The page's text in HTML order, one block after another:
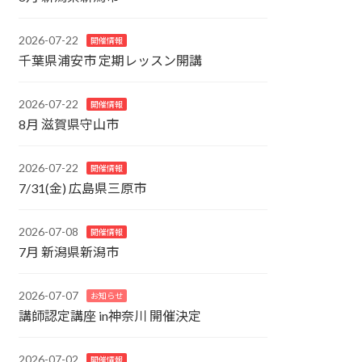
2026-07-22 開催情報
千葉県浦安市 定期レッスン開講
2026-07-22 開催情報
8月 滋賀県守山市
2026-07-22 開催情報
7/31(金) 広島県三原市
2026-07-08 開催情報
7月 新潟県新潟市
2026-07-07 お知らせ
講師認定講座 in神奈川 開催決定
開催情報